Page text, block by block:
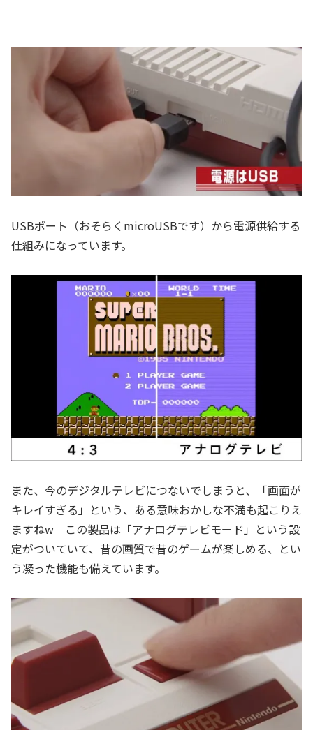
USBポート（おそらくmicroUSBです）から電源供給する
仕組みになっています。
また、今のデジタルテレビにつないでしまうと、「画面が
キレイすぎる」という、ある意味おかしな不満も起こりえ
ますねw この製品は「アナログテレビモード」という設
定がついていて、昔の画質で昔のゲームが楽しめる、とい
う凝った機能も備えています。